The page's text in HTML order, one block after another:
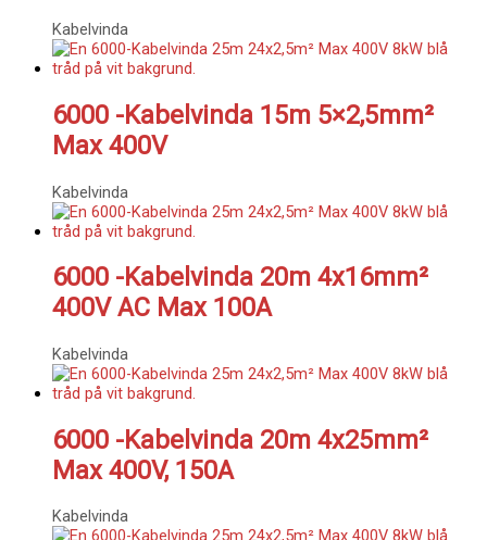
Kabelvinda
6000 -Kabelvinda 15m 5×2,5mm²
Max 400V
Kabelvinda
6000 -Kabelvinda 20m 4x16mm²
400V AC Max 100A
Kabelvinda
6000 -Kabelvinda 20m 4x25mm²
Max 400V, 150A
Kabelvinda